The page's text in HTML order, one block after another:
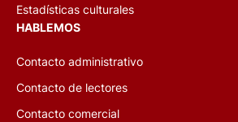
Estadísticas culturales
HABLEMOS
Contacto administrativo
Contacto de lectores
Contacto comercial